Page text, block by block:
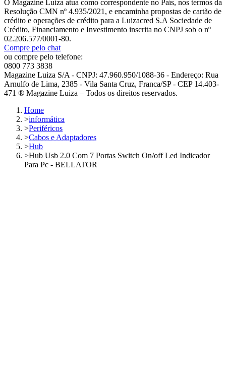
O Magazine Luiza atua como correspondente no País, nos termos da
Resolução CMN nº 4.935/2021, e encaminha propostas de cartão de
crédito e operações de crédito para a Luizacred S.A Sociedade de
Crédito, Financiamento e Investimento inscrita no CNPJ sob o nº
02.206.577/0001-80.
Compre pelo chat
ou compre pelo telefone:
0800 773 3838
Magazine Luiza S/A - CNPJ: 47.960.950/1088-36 - Endereço: Rua
Arnulfo de Lima, 2385 - Vila Santa Cruz, Franca/SP - CEP 14.403-
471 ® Magazine Luiza – Todos os direitos reservados.
Home
>informática
>Periféricos
>Cabos e Adaptadores
>Hub
>Hub Usb 2.0 Com 7 Portas Switch On/off Led Indicador
Para Pc - BELLATOR